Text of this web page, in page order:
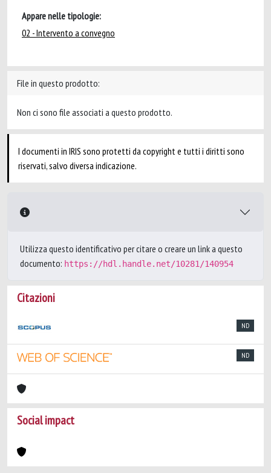
Appare nelle tipologie:
02 - Intervento a convegno
File in questo prodotto:
Non ci sono file associati a questo prodotto.
I documenti in IRIS sono protetti da copyright e tutti i diritti sono
riservati, salvo diversa indicazione.
Utilizza questo identificativo per citare o creare un link a questo
documento: https://hdl.handle.net/10281/140954
Citazioni
ND
ND
Social impact